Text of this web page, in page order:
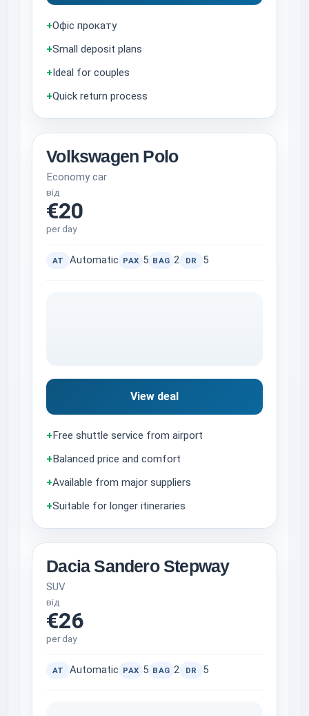
+Офіс прокату
+Small deposit plans
+Ideal for couples
+Quick return process
Volkswagen Polo
Economy car
від
€20
per day
AT Automatic PAX 5 BAG 2 DR 5
View deal
+Free shuttle service from airport
+Balanced price and comfort
+Available from major suppliers
+Suitable for longer itineraries
Dacia Sandero Stepway
SUV
від
€26
per day
AT Automatic PAX 5 BAG 2 DR 5